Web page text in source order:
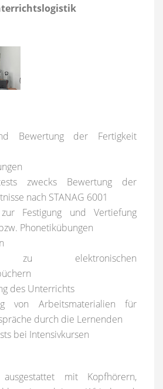
Bewertung der Fertigkeit
zwecks Bewertung der
nach STANAG 6001
Festigung und Vertiefung
Phonetikübungen
zu elektronischen
des Unterrichts
von Arbeitsmaterialien für
durch die Lernenden
bei Intensivkursen
mit Kopfhörern,